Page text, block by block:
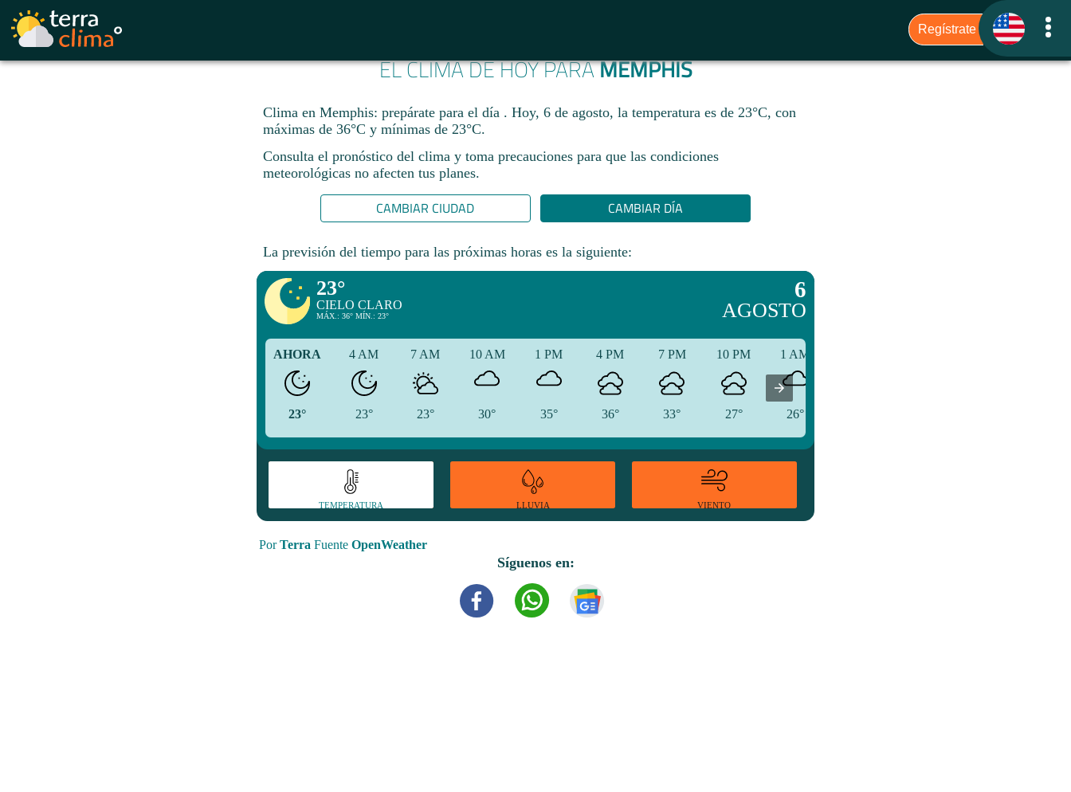
EL CLIMA DE HOY PARAMEMPHIS
Clima en Memphis: prepárate para el día . Hoy, 6 de agosto, la temperatura es de 23°C, con
máximas de 36°C y mínimas de 23°C.
Consulta el pronóstico del clima y toma precauciones para que las condiciones
meteorológicas no afecten tus planes.​
CAMBIAR CIUDAD CAMBIAR DÍA
La previsión del tiempo para las próximas horas es la siguiente:
23°
CIELO CLARO
MÁX.: 36° MÍN.: 23°
6
AGOSTO
AHORA
23°
4 AM
23°
7 AM
23°
10 AM
30°
1 PM
35°
4 PM
36°
7 PM
33°
10 PM
27°
1 AM
26°
TEMPERATURA LLUVIA VIENTO
PorTerra Fuente OpenWeather
Síguenos en: